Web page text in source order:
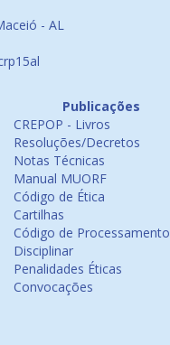
- AL
Publicações
CREPOP - Livros
Resoluções/Decretos
Notas Técnicas
Manual MUORF
Código de Ética
Cartilhas
Código de Processamento
Disciplinar
Penalidades Éticas
Convocações